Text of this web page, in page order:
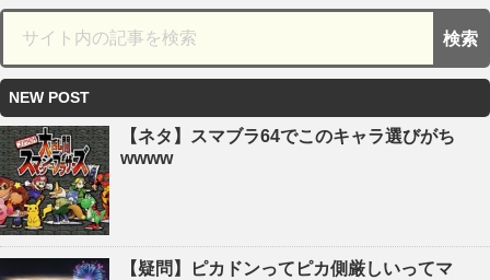
NEW POST
【ネタ】スマブラ64でこのキャラ選びがち
wwww
【疑問】ピカドンってピカ側厳しいってマ